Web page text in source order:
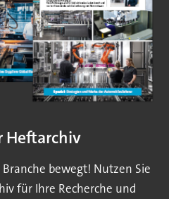
Heftarchiv
bewegt! Nutzen Sie
für Ihre Recherche und